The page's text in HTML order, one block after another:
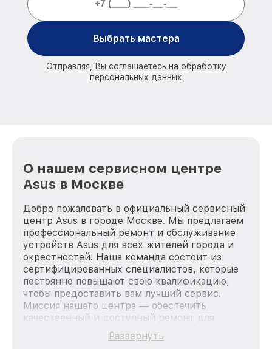
Выбрать мастера
Отправляя, Вы соглашаетесь на обработку
персональных данных
О нашем сервисном центре
Asus в Москве
Добро пожаловать в официальный сервисный
центр Asus в городе Москве. Мы предлагаем
профессиональный ремонт и обслуживание
устройств Asus для всех жителей города и
окрестностей. Наша команда состоит из
сертифицированных специалистов, которые
постоянно повышают свою квалификацию,
чтобы предоставить вам лучший сервис.
Миссия нашего центра — обеспечить
качественный и доступный ремонт для
каждого пользователя продукции Asus, вне
зависимости от сложности поломки. Мы
Развернуть